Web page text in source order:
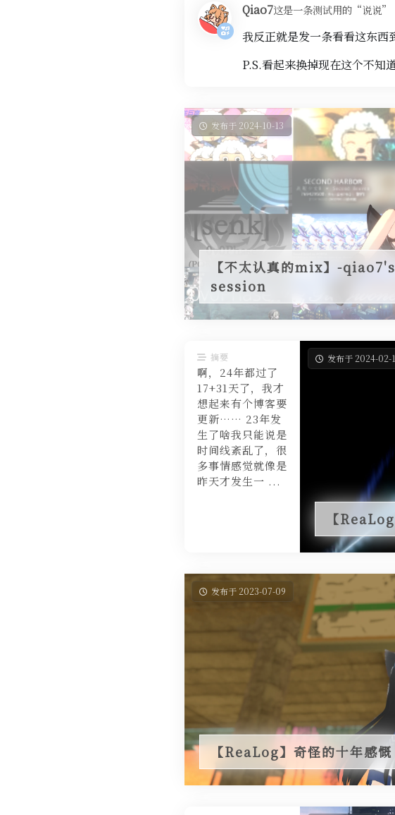
Qiao7这是一条测试用的“说说”
我反正就是发一条看看这东西
P.S.看起来换掉现在这个不
发布于 2024-10-13
【不太认真的mix】-
session
发布于 2024-02-
【
摘要
啊，24年都过了
17+31天了，我才
想起来有个博客要
更新…… 23年发
生了啥我只能说是
时间线紊乱了，很
多事情感觉就像是
昨天才发生一 ...
发布于 2023-07-09
【ReaLog】奇怪的十年感慨